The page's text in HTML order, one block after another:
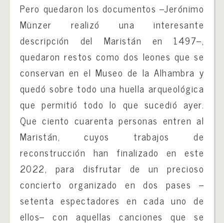
Pero quedaron los documentos –Jerónimo
Münzer realizó una interesante
descripción del Maristán en 1497–,
quedaron restos como dos leones que se
conservan en el Museo de la Alhambra y
quedó sobre todo una huella arqueológica
que permitió todo lo que sucedió ayer.
Que ciento cuarenta personas entren al
Maristán, cuyos trabajos de
reconstrucción han finalizado en este
2022, para disfrutar de un precioso
concierto organizado en dos pases –
setenta espectadores en cada uno de
ellos– con aquellas canciones que se